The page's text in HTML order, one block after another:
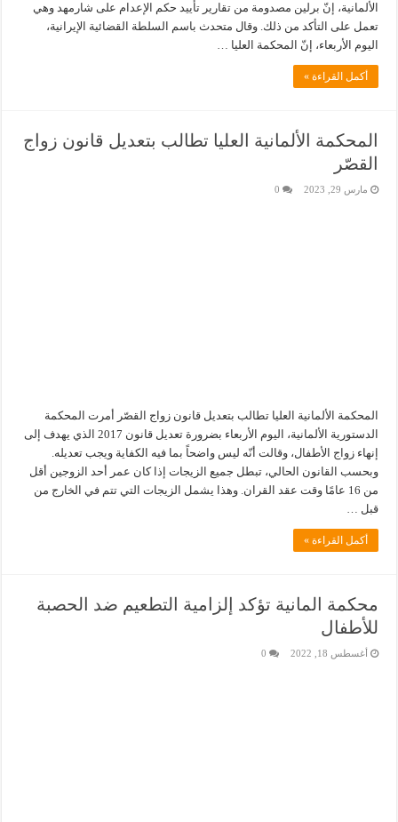
الألمانية، إنّ برلين مصدومة من تقارير تأييد حكم الإعدام على شارمهد وهي
تعمل على التأكد من ذلك. وقال متحدث باسم السلطة القضائية الإيرانية،
اليوم الأربعاء، إنّ المحكمة العليا …
أكمل القراءة »
المحكمة الألمانية العليا تطالب بتعديل قانون زواج
القصّر
مارس 29, 2023 0
المحكمة الألمانية العليا تطالب بتعديل قانون زواج القصّر أمرت المحكمة
الدستورية الألمانية، اليوم الأربعاء بضرورة تعديل قانون 2017 الذي يهدف إلى
إنهاء زواج الأطفال، وقالت أنّه ليس واضحاً بما فيه الكفاية ويجب تعديله.
وبحسب القانون الحالي، تبطل جميع الزيجات إذا كان عمر أحد الزوجين أقل
من 16 عامًا وقت عقد القران. وهذا يشمل الزيجات التي تتم في الخارج من
قبل …
أكمل القراءة »
محكمة المانية تؤكد إلزامية التطعيم ضد الحصبة
للأطفال
أغسطس 18, 2022 0